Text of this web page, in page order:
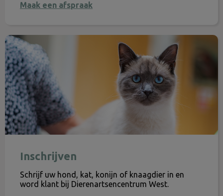
Maak een afspraak
Inschrijven
Inschrijven
Schrijf uw hond, kat, konijn of knaagdier in en
word klant bij Dierenartsencentrum West.